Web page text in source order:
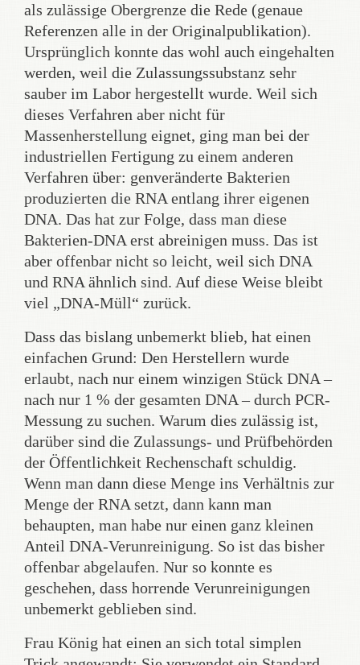
als zulässige Obergrenze die Rede (genaue
Referenzen alle in der Originalpublikation).
Ursprünglich konnte das wohl auch eingehalten
werden, weil die Zulassungssubstanz sehr
sauber im Labor hergestellt wurde. Weil sich
dieses Verfahren aber nicht für
Massenherstellung eignet, ging man bei der
industriellen Fertigung zu einem anderen
Verfahren über: genveränderte Bakterien
produzierten die RNA entlang ihrer eigenen
DNA. Das hat zur Folge, dass man diese
Bakterien-DNA erst abreinigen muss. Das ist
aber offenbar nicht so leicht, weil sich DNA
und RNA ähnlich sind. Auf diese Weise bleibt
viel „DNA-Müll“ zurück.
Dass das bislang unbemerkt blieb, hat einen
einfachen Grund: Den Herstellern wurde
erlaubt, nach nur einem winzigen Stück DNA –
nach nur 1 % der gesamten DNA – durch PCR-
Messung zu suchen. Warum dies zulässig ist,
darüber sind die Zulassungs- und Prüfbehörden
der Öffentlichkeit Rechenschaft schuldig.
Wenn man dann diese Menge ins Verhältnis zur
Menge der RNA setzt, dann kann man
behaupten, man habe nur einen ganz kleinen
Anteil DNA-Verunreinigung. So ist das bisher
offenbar abgelaufen. Nur so konnte es
geschehen, dass horrende Verunreinigungen
unbemerkt geblieben sind.
Frau König hat einen an sich total simplen